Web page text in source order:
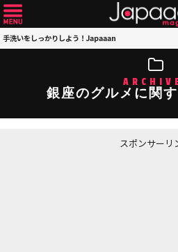
手洗いをしっかりしよう！Japaaan
銀座のグルメに関
スポンサーリ